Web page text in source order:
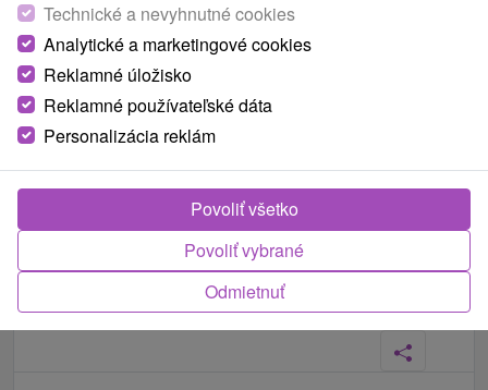
Fotografie od zákazníkov+51
Technické a nevyhnutné cookies
Analytické a marketingové cookies
Reklamné úložisko
Reklamné používateľské dáta
Personalizácia reklám
Odmietnuť
Povoliť vybrané
Povoliť všetko